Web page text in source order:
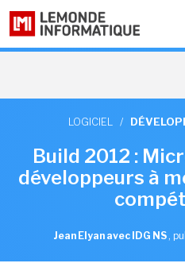
LOGICIEL /
Build 2012 :
développeurs à
Jean Elyan avec IDG NS ,